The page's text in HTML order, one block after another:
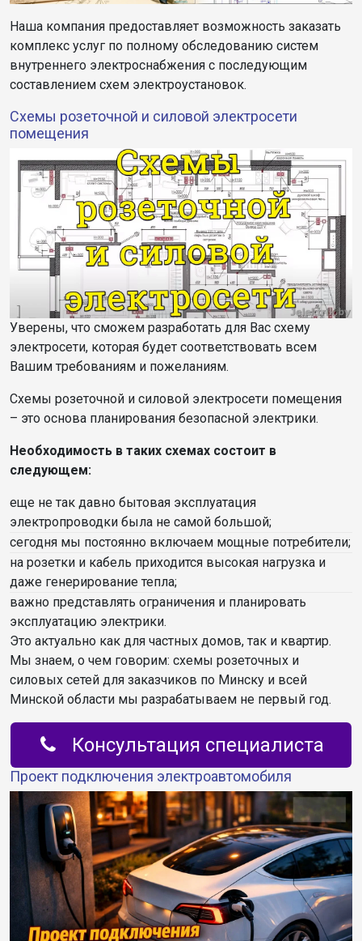
Наша компания предоставляет возможность заказать
комплекс услуг по полному обследованию систем
внутреннего электроснабжения с последующим
составлением схем электроустановок.
Cхемы розеточной и силовой электросети
помещения
Уверены, что сможем разработать для Вас схему
электросети, которая будет соответствовать всем
Вашим требованиям и пожеланиям.
Схемы розеточной и силовой электросети помещения
– это основа планирования безопасной электрики.
Необходимость в таких схемах состоит в
следующем:
еще не так давно бытовая эксплуатация
электропроводки была не самой большой;
сегодня мы постоянно включаем мощные потребители;
на розетки и кабель приходится высокая нагрузка и
даже генерирование тепла;
важно представлять ограничения и планировать
эксплуатацию электрики.
Это актуально как для частных домов, так и квартир.
Мы знаем, о чем говорим: схемы розеточных и
силовых сетей для заказчиков по Минску и всей
Минской области мы разрабатываем не первый год.
Консультация специалиста
Проект подключения электроавтомобиля